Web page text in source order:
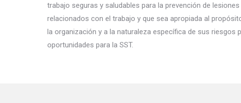
trabajo seguras y saludables para la prevención de
relacionados con el trabajo y que sea apropiada al
la organización y a la naturaleza específica de sus riesgos
oportunidades para la SST.